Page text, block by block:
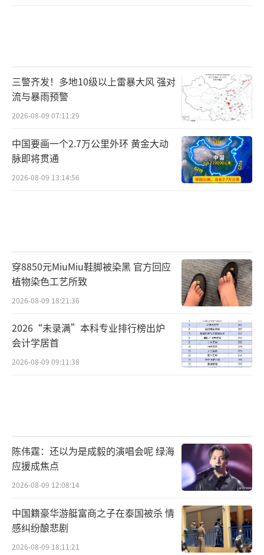
三警齐发！多地10级以上雷暴大风 强对
流与暴雨预警
2026-08-09 07:11:29
中国要画一个2.7万公里外环 黄金大动
脉即将贯通
2026-08-09 13:14:56
穿8850元MiuMiu鞋脚被染黑 官方回应
植物染色工艺所致
2026-08-09 18:21:36
2026“未录满”本科专业排行榜出炉
会计学居首
2026-08-09 09:11:38
陈伟霆：还以为是成毅的演唱会呢 绿海
应援成焦点
2026-08-09 12:08:14
中国籍豪华游艇富商之子在泰国被杀 情
感纠纷酿悲剧
2026-08-09 18:11:21